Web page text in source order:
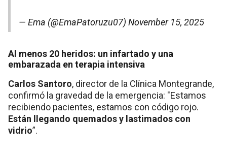
— Ema (@EmaPatoruzu07) November 15, 2025
Al menos 20 heridos: un infartado y una
embarazada en terapia intensiva
Carlos Santoro, director de la Clínica Montegrande,
confirmó la gravedad de la emergencia: "Estamos
recibiendo pacientes, estamos con código rojo.
Están llegando quemados y lastimados con
vidrio”.